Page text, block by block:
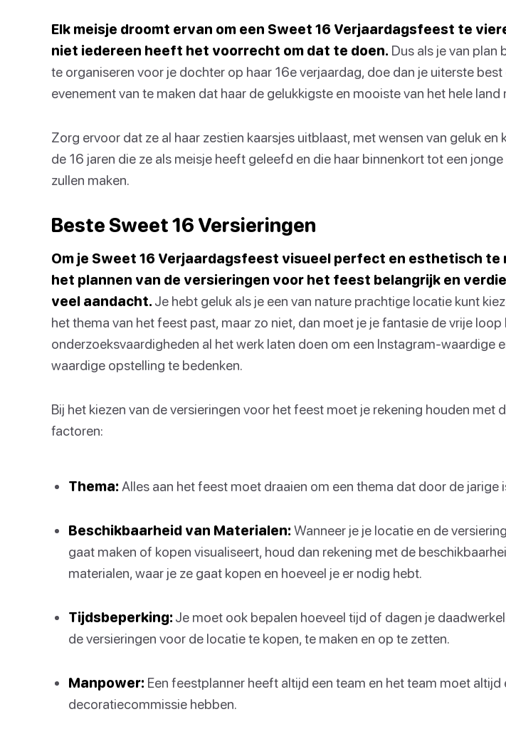
Elk meisje droomt ervan om een Sweet 16 Verjaardagsfeest te
niet iedereen heeft het voorrecht om dat te doen. Dus als je van plan
te organiseren voor je dochter op haar 16e verjaardag, doe dan je uiterste best
evenement van te maken dat haar de gelukkigste en mooiste van het hele land
Zorg ervoor dat ze al haar zestien kaarsjes uitblaast, met wensen van geluk en
de 16 jaren die ze als meisje heeft geleefd en die haar binnenkort tot een
zullen maken.
Beste Sweet 16 Versieringen
Om je Sweet 16 Verjaardagsfeest visueel perfect en esthetisch te
het plannen van de versieringen voor het feest belangrijk en
veel aandacht. Je hebt geluk als je een van nature prachtige locatie kunt
het thema van het feest past, maar zo niet, dan moet je je fantasie de vrije
onderzoeksvaardigheden al het werk laten doen om een Instagram-waardige
waardige opstelling te bedenken.
Bij het kiezen van de versieringen voor het feest moet je rekening houden met
factoren:
Thema: Alles aan het feest moet draaien om een thema dat door de jarige
Beschikbaarheid van Materialen: Wanneer je je locatie en de
gaat maken of kopen visualiseert, houd dan rekening met de
materialen, waar je ze gaat kopen en hoeveel je er nodig hebt.
Tijdsbeperking: Je moet ook bepalen hoeveel tijd of dagen je
de versieringen voor de locatie te kopen, te maken en op te zetten.
Manpower: Een feestplanner heeft altijd een team en het team moet altijd
decoratiecommissie hebben.